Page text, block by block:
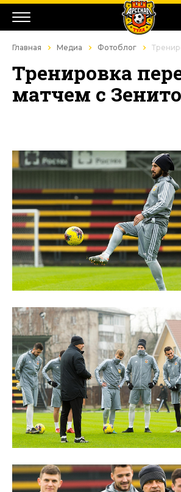
Главная Медиа Фотоблог
Тренировка
матчем с